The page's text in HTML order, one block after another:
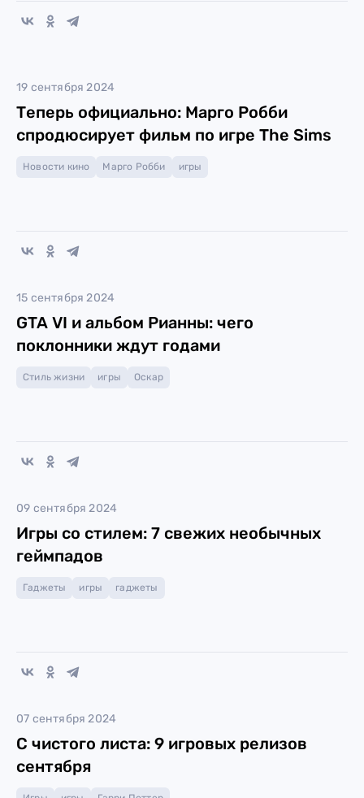
19 сентября 2024
Теперь официально: Марго Робби
спродюсирует фильм по игре The Sims
Новости кино Марго Робби игры
15 сентября 2024
GTA VI и альбом Рианны: чего
поклонники ждут годами
Стиль жизни игры Оскар
09 сентября 2024
Игры со стилем: 7 свежих необычных
геймпадов
Гаджеты игры гаджеты
07 сентября 2024
С чистого листа: 9 игровых релизов
сентября